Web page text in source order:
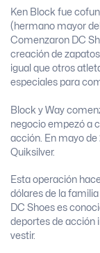
Ken Block fue
(hermano mayor
Comenzaron DC
creación de
igual que otros
especiales para
Block y Way
negocio empezó a
acción. En mayo de
Quiksilver.
Esta operación
dólares de la
DC Shoes es
deportes de acción
vestir.